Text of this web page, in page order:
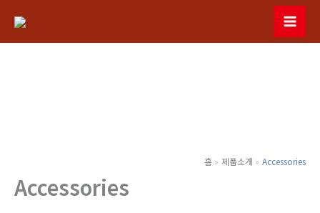
츠
Main
홈 제품소개 Accessories
Accessories